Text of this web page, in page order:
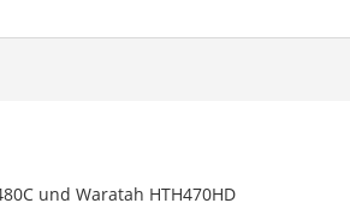
und Waratah HTH470HD